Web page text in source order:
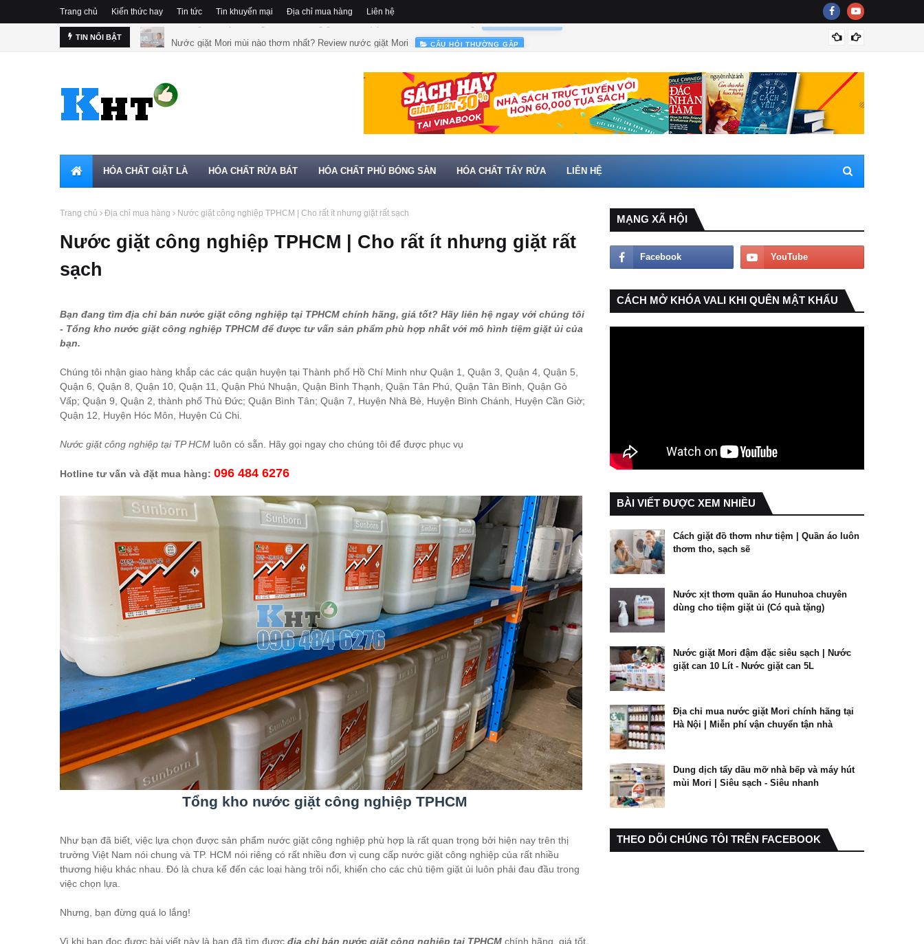
Trang chủ Kiến thức hay Tin tức Tin khuyến mại Địa chỉ mua hàng Liên hệ
TIN NỔI BẬT Nước giặt Mori mùi nào thơm nhất? Review nước giặt Mori CÂU HỎI THƯỜNG GẶP
HÓA CHẤT GIẶT LÀ HÓA CHẤT RỬA BÁT HÓA CHẤT PHỦ BÓNG SÀN HÓA CHẤT TẨY RỬA LIÊN HỆ
Trang chủ Địa chỉ mua hàng Nước giặt công nghiệp TPHCM | Cho rất ít nhưng giặt rất sạch
Nước giặt công nghiệp TPHCM | Cho rất ít nhưng giặt rất
sạch
Bạn đang tìm địa chỉ bán nước giặt công nghiệp tại TPHCM chính hãng, giá tốt? Hãy liên hệ ngay với chúng tôi
- Tổng kho nước giặt công nghiệp TPHCM để được tư vấn sản phẩm phù hợp nhất với mô hình tiệm giặt ủi của
bạn.
Chúng tôi nhận giao hàng khắp các các quận huyện tại Thành phố Hồ Chí Minh như Quận 1, Quận 3, Quận 4, Quận 5,
Quận 6, Quận 8, Quận 10, Quận 11, Quận Phú Nhuận, Quận Bình Thạnh, Quận Tân Phú, Quận Tân Bình, Quận Gò
Vấp; Quận 9, Quận 2, thành phố Thủ Đức; Quận Bình Tân; Quận 7, Huyện Nhà Bè, Huyện Bình Chánh, Huyện Cần Giờ;
Quận 12, Huyện Hóc Môn, Huyện Củ Chi.
Nước giặt công nghiệp tại TP HCM luôn có sẵn. Hãy gọi ngay cho chúng tôi để được phục vụ
Hotline tư vấn và đặt mua hàng: 096 484 6276
Tổng kho nước giặt công nghiệp TPHCM
Như bạn đã biết, việc lựa chọn được sản phẩm nước giặt công nghiệp phù hợp là rất quan trọng bởi hiện nay trên thị
trường Việt Nam nói chung và TP. HCM nói riêng có rất nhiều đơn vị cung cấp nước giặt công nghiệp của rất nhiều
thương hiệu khác nhau. Đó là chưa kể đến các loại hàng trôi nổi, khiến cho các chủ tiệm giặt ủi luôn phải đau đầu trong
việc chọn lựa.
Nhưng, bạn đừng quá lo lắng!
Vì khi bạn đọc được bài viết này là bạn đã tìm được địa chỉ bán nước giặt công nghiệp tại TPHCM chính hãng, giá tốt.
MẠNG XÃ HỘI
CÁCH MỞ KHÓA VALI KHI QUÊN MẬT KHẨU
BÀI VIẾT ĐƯỢC XEM NHIỀU
Cách giặt đồ thơm như tiệm | Quần áo luôn
thơm tho, sạch sẽ
Nước xịt thơm quần áo Hunuhoa chuyên
dùng cho tiệm giặt ủi (Có quà tặng)
Nước giặt Mori đậm đặc siêu sạch | Nước
giặt can 10 Lít - Nước giặt can 5L
Địa chỉ mua nước giặt Mori chính hãng tại
Hà Nội | Miễn phí vận chuyển tận nhà
Dung dịch tẩy dầu mỡ nhà bếp và máy hút
mùi Mori | Siêu sạch - Siêu nhanh
THEO DÕI CHÚNG TÔI TRÊN FACEBOOK